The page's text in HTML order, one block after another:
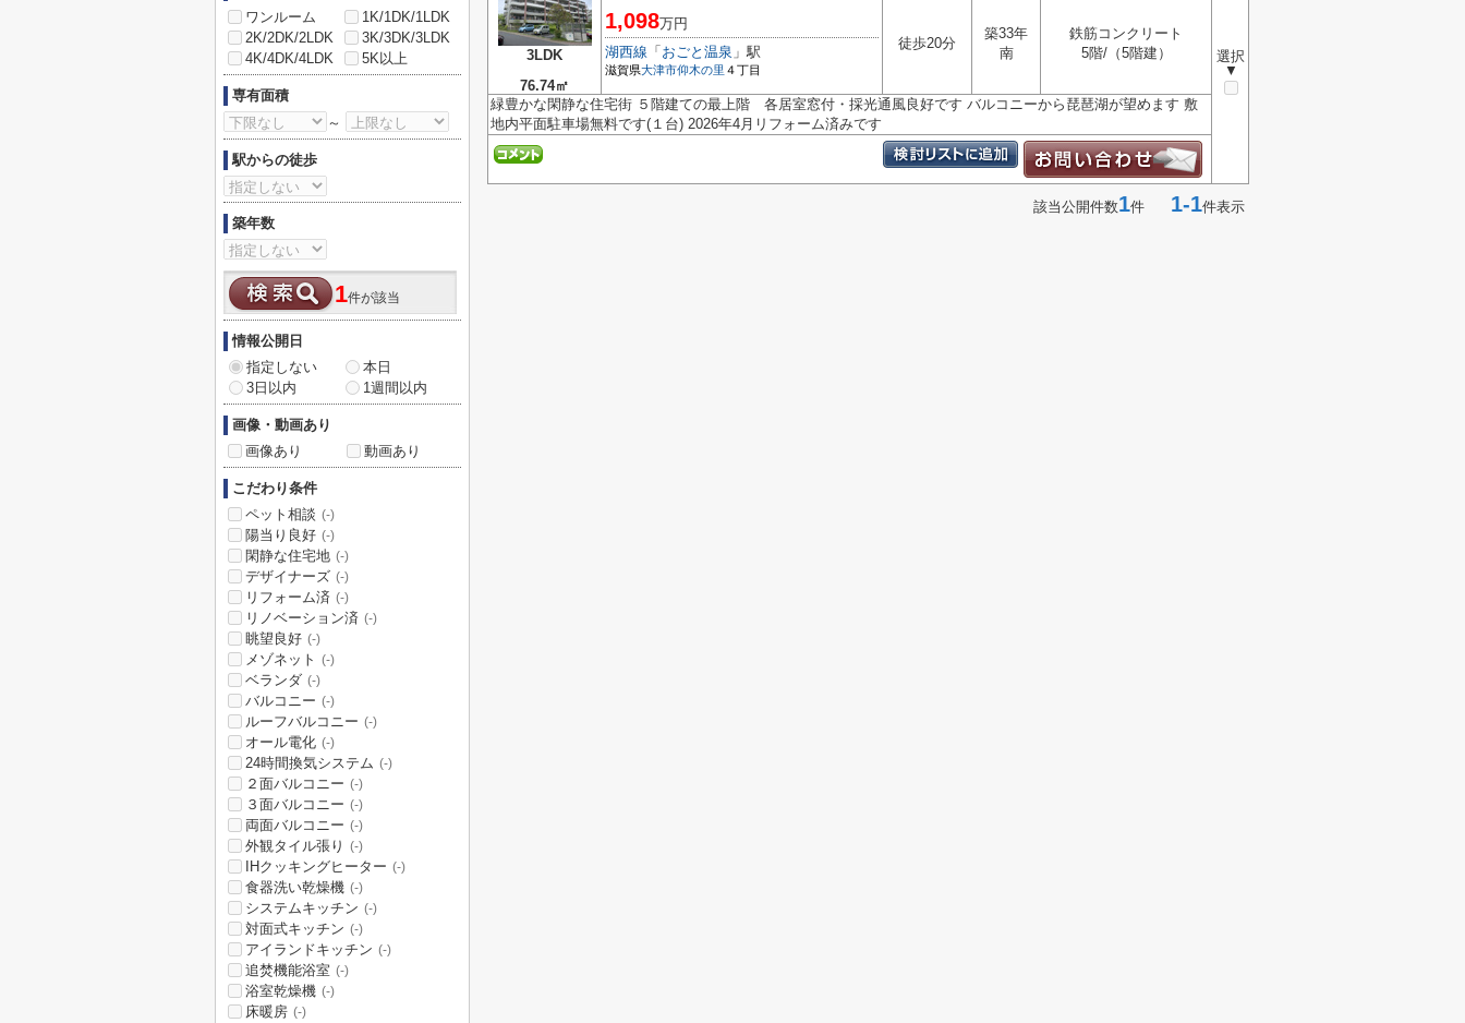
3LDK
76.74㎡
選択
▼
1,098万円
湖西線 「 おごと温泉 」駅
滋賀県大津市仰木の里 ４丁目
徒歩20分
築33年
南
鉄筋コンクリート
5階/（5階建）
緑豊かな閑静な住宅街 ５階建ての最上階 各居室窓付・採光通風良好です バルコニーから琵琶湖が望めます 敷
地内平面駐車場無料です(１台) 2026年4月リフォーム済みです
該当公開件数1件 1-1件表示
ワンルーム
1K/1DK/1LDK
2K/2DK/2LDK
3K/3DK/3LDK
4K/4DK/4LDK
5K以上
専有面積
～
駅からの徒歩
築年数
1件が該当
情報公開日
指定しない
本日
3日以内
1週間以内
画像・動画あり
画像あり
動画あり
こだわり条件
ペット相談 (-)
陽当り良好 (-)
閑静な住宅地 (-)
デザイナーズ (-)
リフォーム済 (-)
リノベーション済 (-)
眺望良好 (-)
メゾネット (-)
ベランダ (-)
バルコニー (-)
ルーフバルコニー (-)
オール電化 (-)
24時間換気システム (-)
２面バルコニー (-)
３面バルコニー (-)
両面バルコニー (-)
外観タイル張り (-)
IHクッキングヒーター (-)
食器洗い乾燥機 (-)
システムキッチン (-)
対面式キッチン (-)
アイランドキッチン (-)
追焚機能浴室 (-)
浴室乾燥機 (-)
床暖房 (-)